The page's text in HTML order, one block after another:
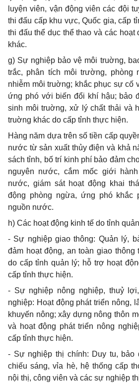
luyện viên, vận động viên các đội
thi đấu cấp khu vực, Quốc gia, cấp
thi đấu thể dục thể thao và các hoạt
khác.
g) Sự nghiệp bảo vệ môi truờng,
trắc, phân tích môi trường, phòng
nhiễm môi truờng; khắc phục sự cố
ứng phó với biến đổi khí hậu; bảo
sinh môi truờng, xử lý chất thải và
truờng khác do cấp tỉnh thực hiện.
Hàng năm dựa trên số tiền cấp
nước từ sản xuất thủy điện và khả
sách tỉnh, bố trí kinh phí bảo đảm
nguyên nước, cắm mốc giới
nước, giám sát hoạt động khai
động phòng ngừa, ứng phó khắc
nguồn nước.
h) Các hoạt động kinh tế do tỉnh
- Sự nghiệp giao thông: Quản lý,
đảm hoạt động, an toàn giao thông
do cấp tỉnh quản lý; hỗ trợ hoạt
cấp tỉnh thực hiện.
- Sự nghiệp nông nghiệp, thuỷ
nghiệp: Hoạt động phát triển nông,
khuyến nông; xây dựng nông thôn
và hoạt động phát triển nông
cấp tỉnh thực hiện.
- Sự nghiệp thị chính: Duy tu, bảo
chiếu sáng, vỉa hè, hệ thống cấp
nội thị, công viên và các sự nghiệp